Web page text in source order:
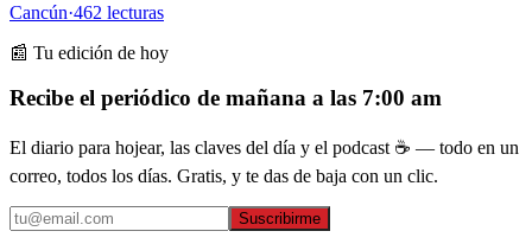
Cancún·462 lecturas
📰 Tu edición de hoy
Recibe el periódico de mañana a las 7:00 am
El diario para hojear, las claves del día y el podcast ☕ — todo en un
correo, todos los días. Gratis, y te das de baja con un clic.
Suscribirme